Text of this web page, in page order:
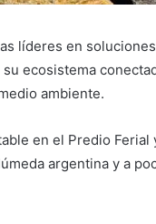
líderes en
ecosistema
ambiente.
en el Predio
argentina y a